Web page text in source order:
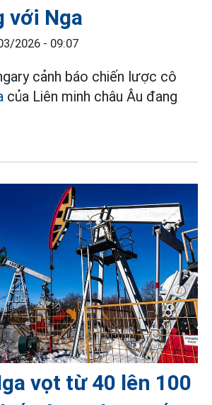
với Nga
2026 - 09:07
cảnh báo chiến lược cô
của Liên minh châu Âu đang
vọt từ 40 lên 100